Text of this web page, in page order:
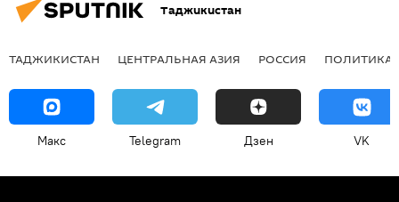
Таджикистан
ТАДЖИКИСТАН ЦЕНТРАЛЬНАЯ АЗИЯ РОССИЯ ПОЛИТИКА
Макс Telegram Дзен VK